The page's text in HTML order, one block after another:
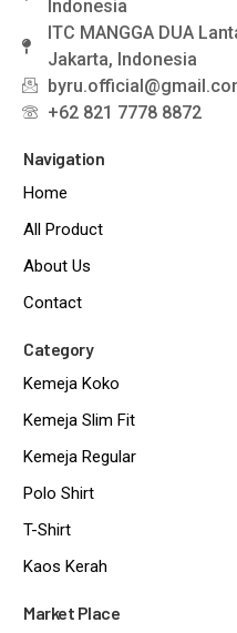
Indonesia
ITC MANGGA DUA
Jakarta, Indonesia
+62 821 7778 8872
Navigation
Home
All Product
About Us
Contact
Category
Kemeja Koko
Kemeja Slim Fit
Kemeja Regular
Polo Shirt
T-Shirt
Kaos Kerah
Market Place